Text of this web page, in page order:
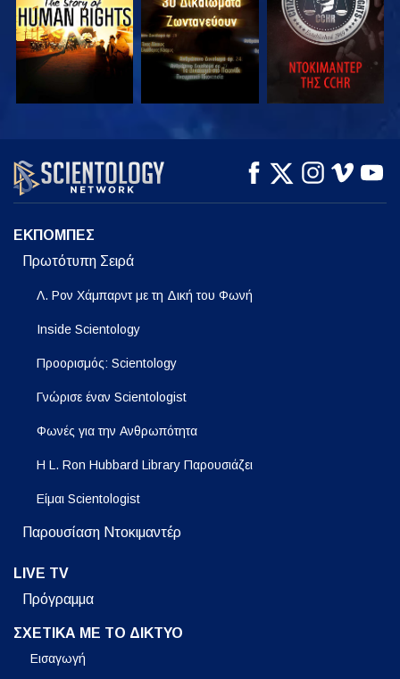
ΠΑΡΑΚΟΛΟΥΘΗΣΤΕ ΠΑΡΑΚΟΛΟΥΘΗΣΤΕ
ΕΞΕΡΕΥΝΗΣΤΕ ΤΗ
ΣΕΙΡΑ
ΕΚΠΟΜΠΕΣ
Πρωτότυπη Σειρά
Λ. Ρον Χάμπαρντ με τη Δική του Φωνή
Inside Scientology
Προορισμός: Scientology
Γνώρισε έναν Scientologist
Φωνές για την Ανθρωπότητα
Η L. Ron Hubbard Library Παρουσιάζει
Είμαι Scientologist
Παρουσίαση Ντοκιμαντέρ
LIVE TV
Πρόγραμμα
ΣΧΕΤΙΚΑ ΜΕ ΤΟ ΔΙΚΤΥΟ
Εισαγωγή